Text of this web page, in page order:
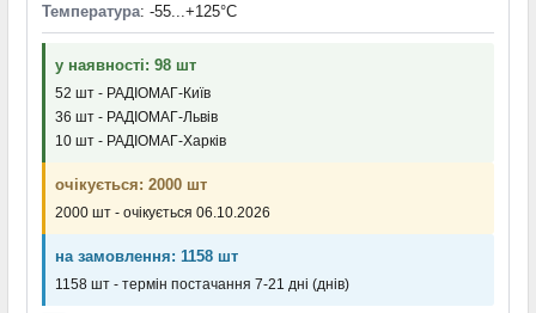
Температура: -55...+125°С
у наявності: 98 шт
52 шт - РАДІОМАГ-Київ
36 шт - РАДІОМАГ-Львів
10 шт - РАДІОМАГ-Харків
очікується: 2000 шт
2000 шт - очікується 06.10.2026
на замовлення: 1158 шт
1158 шт - термін постачання 7-21 дні (днів)